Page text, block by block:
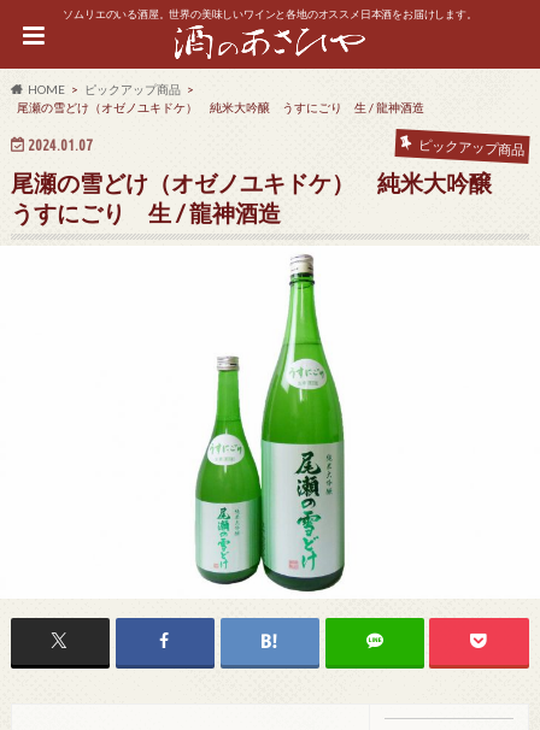
ソムリエのいる酒屋。世界の美味しいワインと各地のオススメ日本酒をお届けします。
HOME
ピックアップ商品
尾瀬の雪どけ（オゼノユキドケ） 純米大吟醸 うすにごり 生 / 龍神酒造
2024.01.07 ピックアップ商品
尾瀬の雪どけ（オゼノユキドケ） 純米大吟醸
うすにごり 生 / 龍神酒造